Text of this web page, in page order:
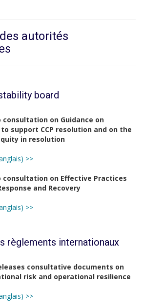
autorités
board
consultation on Guidance on
support CCP resolution and on the
in resolution
>>
consultation on Effective Practices
and Recovery
>>
règlements internationaux
consultative documents on
risk and operational resilience
>>